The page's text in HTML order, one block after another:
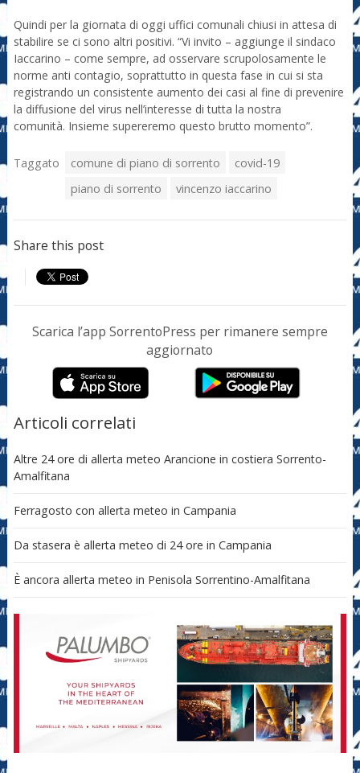
Quindi per la giornata di oggi uffici comunali chiusi in attesa di
stabilire se ci sono altri positivi. “Vi invito – aggiunge il sindaco
Iaccarino – come sempre, ad osservare scrupolosamente le
norme anti contagio, soprattutto in questa fase in cui si sta
registrando un consistente aumento dei casi al fine di prevenire
la diffusione del virus nell’interesse di tutta la nostra
comunità. Insieme supereremo questo brutto momento”.
Taggato comune di piano di sorrento
covid-19
piano di sorrento
vincenzo iaccarino
Share this post
Scarica l’app SorrentoPress per rimanere sempre
aggiornato
Articoli correlati
Altre 24 ore di allerta meteo Arancione in costiera Sorrento-
Amalfitana
Ferragosto con allerta meteo in Campania
Da stasera è allerta meteo di 24 ore in Campania
È ancora allerta meteo in Penisola Sorrentino-Amalfitana